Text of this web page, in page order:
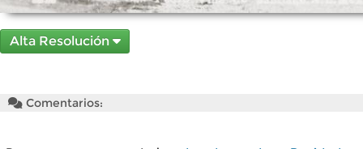
Alta Resolución
Comentarios: